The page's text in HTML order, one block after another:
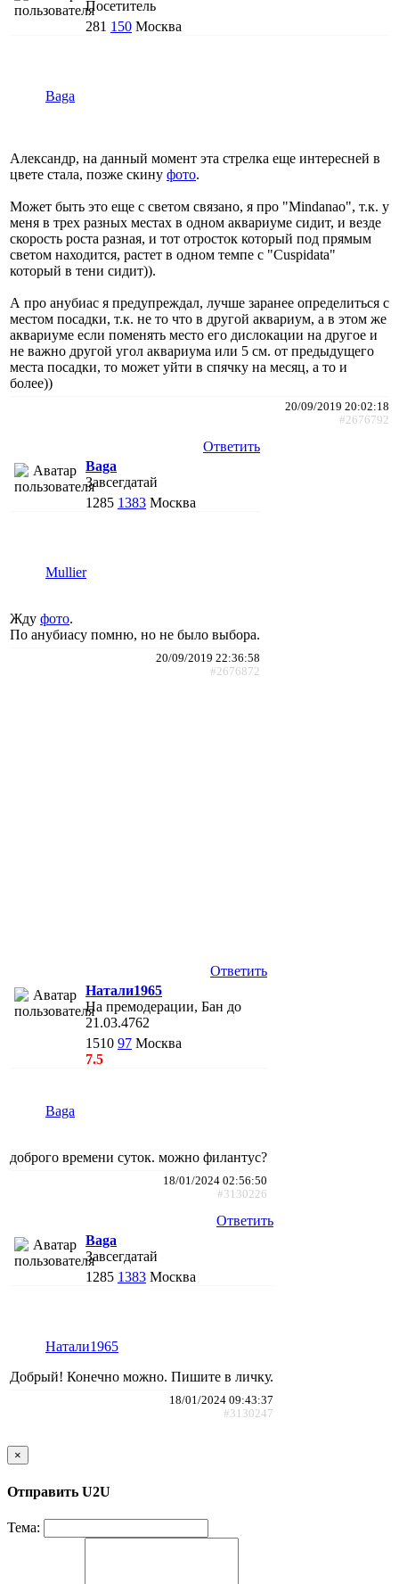
Посетитель
281 150 Москва
Baga
Александр, на данный момент эта стрелка еще интересней в
цвете стала, позже скину фото.
Может быть это еще с светом связано, я про "Mindanao", т.к. у
меня в трех разных местах в одном аквариуме сидит, и везде
скорость роста разная, и тот отросток который под прямым
светом находится, растет в одном темпе с "Cuspidata"
который в тени сидит)).
А про анубиас я предупреждал, лучше заранее определиться с
местом посадки, т.к. не то что в другой аквариум, а в этом же
аквариуме если поменять место его дислокации на другое и
не важно другой угол аквариума или 5 см. от предыдущего
места посадки, то может уйти в спячку на месяц, а то и
более))
20/09/2019 20:02:18
#2676792
Ответить
Baga
Завсегдатай
1285 1383 Москва
Mullier
Жду фото.
По анубиасу помню, но не было выбора.
20/09/2019 22:36:58
#2676872
Ответить
Натали1965
На премодерации, Бан до
21.03.4762
1510 97 Москва
7.5
Baga
доброго времени суток. можно филантус?
18/01/2024 02:56:50
#3130226
Ответить
Baga
Завсегдатай
1285 1383 Москва
Натали1965
Добрый! Конечно можно. Пишите в личку.
18/01/2024 09:43:37
#3130247
×
Отправить U2U
Тема: